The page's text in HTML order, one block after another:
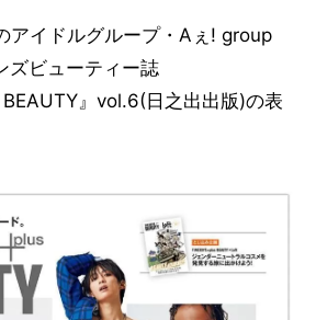
アイドルグループ・Aぇ! group
ズビューティー誌
BEAUTY』vol.6(日之出出版)の表